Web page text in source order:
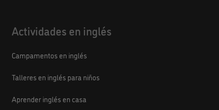
Actividades en inglés
Campamentos en inglés
Talleres en inglés para niños
Aprender inglés en casa